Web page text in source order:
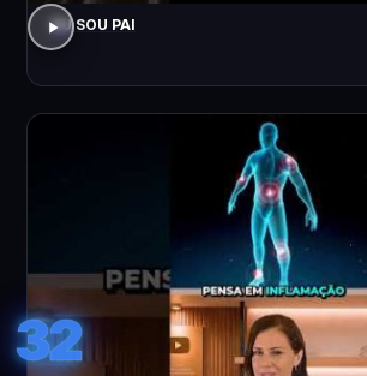
EU SOU PAI
32